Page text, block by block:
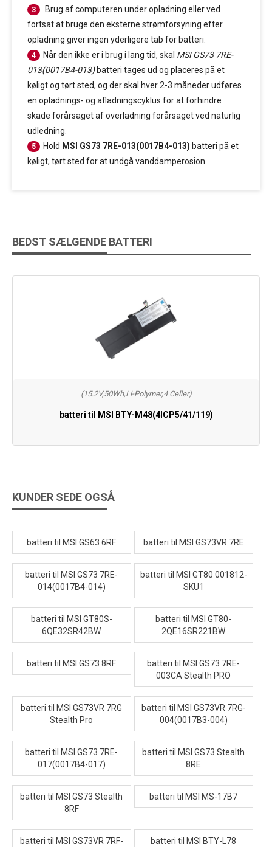
3
Brug af computeren under opladning eller ved
fortsat at bruge den eksterne strømforsyning efter
opladning giver ingen yderligere tab for batteri.
4 Når den ikke er i brug i lang tid, skal MSI GS73 7RE-
013(0017B4-013)batteri tages ud og placeres på et
køligt og tørt sted, og der skal hver 2-3 måneder udføres
en opladnings- og afladningscyklus for at forhindre
skade forårsaget af overladning forårsaget ved naturlig
udledning.
5 Hold MSI GS73 7RE-013(0017B4-013) batteri på et
køligt, tørt sted for at undgå vanddamperosion.
BEDST SÆLGENDE BATTERI
(15.2V,50Wh,Li-Polymer,4 Celler)
batteri til MSI BTY-M48(4ICP5/41/119)
KUNDER SEDE OGSÅ
batteri til MSI GS63 6RF batteri til MSI GS73VR 7RE
batteri til MSI GS73 7RE-
014(0017B4-014)
batteri til MSI GT80 001812-
SKU1
batteri til MSI GT80S-
6QE32SR42BW
batteri til MSI GT80-
2QE16SR221BW
batteri til MSI GS73 8RF
batteri til MSI GS73 7RE-
003CA Stealth PRO
batteri til MSI GS73VR 7RG
Stealth Pro
batteri til MSI GS73VR 7RG-
004(0017B3-004)
batteri til MSI GS73 7RE-
017(0017B4-017)
batteri til MSI GS73 Stealth
8RE
batteri til MSI GS73 Stealth
8RF
batteri til MSI MS-17B7
batteri til MSI GS73VR 7RF-
batteri til MSI BTY-L78